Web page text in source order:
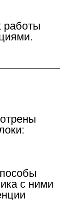
работы
с ними